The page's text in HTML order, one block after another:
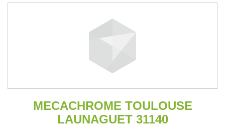
MECACHROME TOULOUSE
LAUNAGUET 31140